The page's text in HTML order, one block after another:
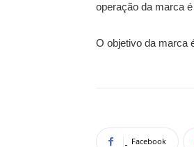
operação da marca
O objetivo da marca
Facebook